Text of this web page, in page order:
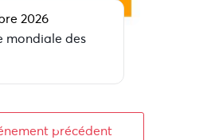
2026
mondiale des
précédent